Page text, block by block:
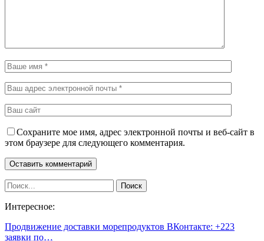
Сохраните мое имя, адрес электронной почты и веб-сайт в
этом браузере для следующего комментария.
Интересное:
Продвижение доставки морепродуктов ВКонтакте: +223
заявки по…